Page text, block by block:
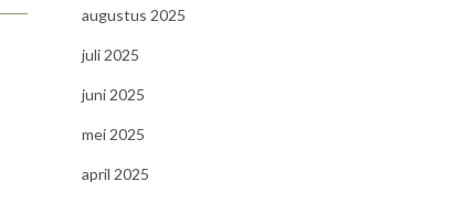
augustus 2025
juli 2025
juni 2025
mei 2025
april 2025